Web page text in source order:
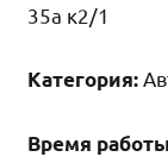
35а к2/1
Категория:
Время